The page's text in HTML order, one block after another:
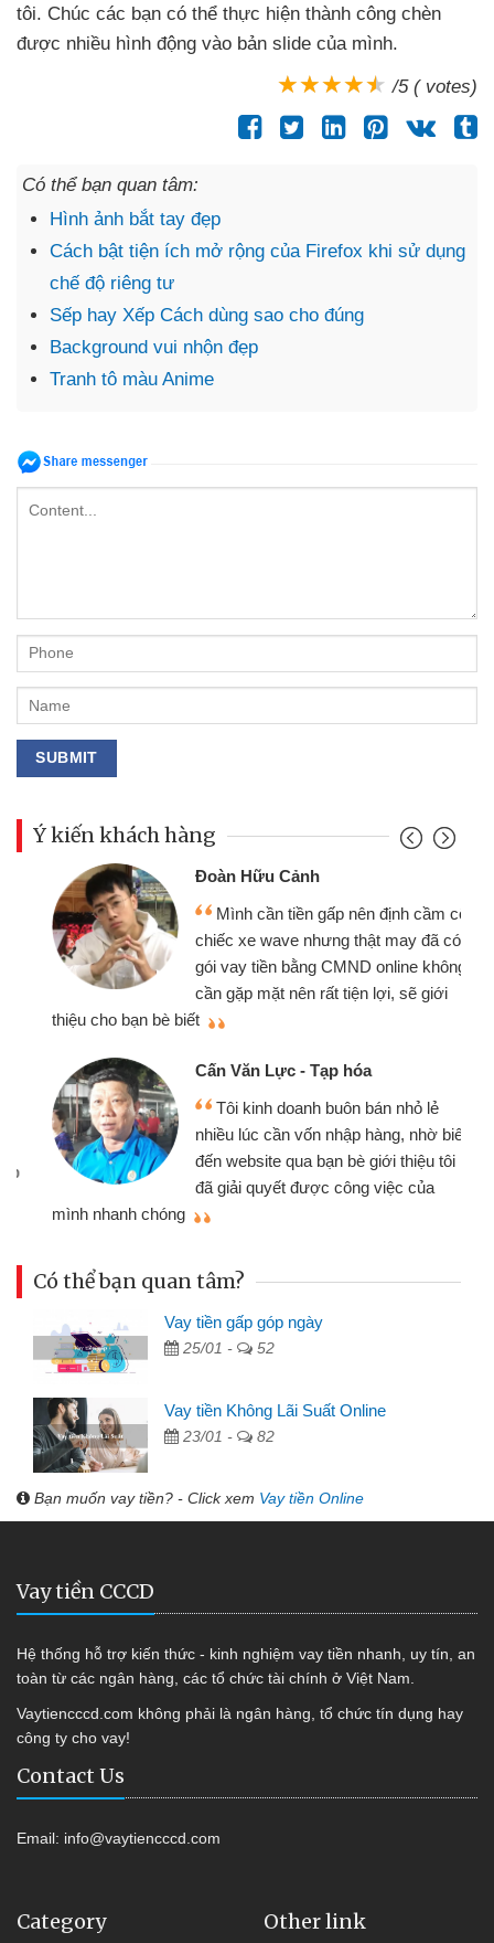
tôi. Chúc các bạn có thể thực hiện thành công chèn
được nhiều hình động vào bản slide của mình.
/5 ( votes)
Có thể bạn quan tâm:
Hình ảnh bắt tay đẹp
Cách bật tiện ích mở rộng của Firefox khi sử dụng
chế độ riêng tư
Sếp hay Xếp Cách dùng sao cho đúng
Background vui nhộn đẹp
Tranh tô màu Anime
Ý kiến khách hàng
Đoàn Hữu Cảnh
Mình cần tiền gấp nên định cầm cố
chiếc xe wave nhưng thật may đã có
gói vay tiền bằng CMND online không
cần gặp mặt nên rất tiện lợi, sẽ giới
thiệu cho bạn bè biết
Cấn Văn Lực - Tạp hóa
Tôi kinh doanh buôn bán nhỏ lẻ
nhiều lúc cần vốn nhập hàng, nhờ biết
đến website qua bạn bè giới thiệu tôi
đã giải quyết được công việc của
mình nhanh chóng
Có thể bạn quan tâm?
Vay tiền gấp góp ngày
25/01 - 52
Vay tiền Không Lãi Suất Online
23/01 - 82
Bạn muốn vay tiền? - Click xem Vay tiền Online
Vay tiền CCCD
Hệ thống hỗ trợ kiến thức - kinh nghiệm vay tiền nhanh, uy tín, an
toàn từ các ngân hàng, các tổ chức tài chính ở Việt Nam.
Vaytiencccd.com không phải là ngân hàng, tổ chức tín dụng hay
công ty cho vay!
Contact Us
Email: info@vaytiencccd.com
Category Other link